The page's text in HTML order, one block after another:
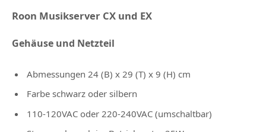
Roon Musikserver CX und EX
Gehäuse und Netzteil
Abmessungen 24 (B) x 29 (T) x 9 (H) cm
Farbe schwarz oder silbern
110-120VAC oder 220-240VAC (umschaltbar)